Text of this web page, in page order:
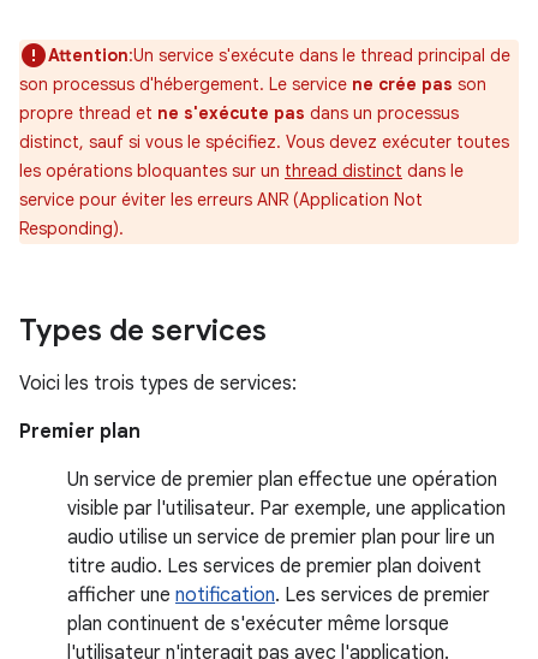
Attention:Un service s'exécute dans le thread principal de
son processus d'hébergement. Le service ne crée pas son
propre thread et ne s'exécute pas dans un processus
distinct, sauf si vous le spécifiez. Vous devez exécuter toutes
les opérations bloquantes sur un thread distinct dans le
service pour éviter les erreurs ANR (Application Not
Responding).
Types de services
Voici les trois types de services:
Premier plan
Un service de premier plan effectue une opération
visible par l'utilisateur. Par exemple, une application
audio utilise un service de premier plan pour lire un
titre audio. Les services de premier plan doivent
afficher une notification. Les services de premier
plan continuent de s'exécuter même lorsque
l'utilisateur n'interagit pas avec l'application.